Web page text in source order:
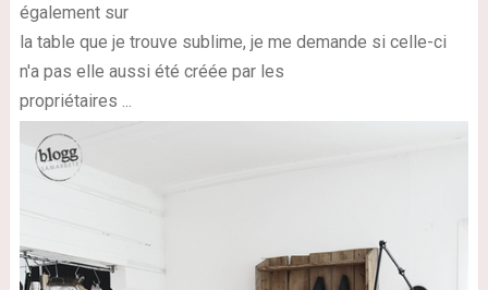
également sur
la table que je trouve sublime, je me demande si celle-ci
n'a pas elle aussi été créée par les
propriétaires ...